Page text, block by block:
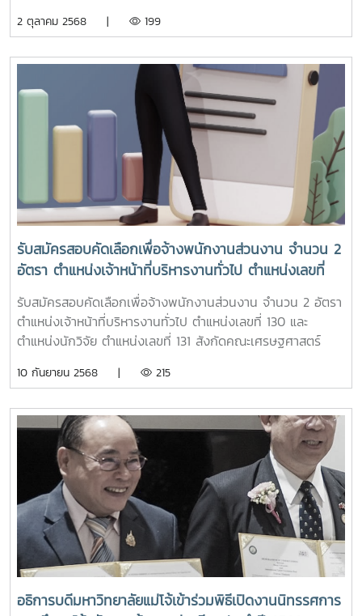
เหนือ บริษัท โทรคมนาคมแห่งชาติ จำกัด (มหาชน) หรือ NT
พัฒนาระบบเครือข่ายสื่อสารโทรคมนาคมการร่วมลงนามความ
ร่วมมือจัดทำบันทึกข้อตกลงทางวิชาการในครั้งนี้ เพื่อเป็นการ
สนับสนุนด้านระบบสื่อสารโทรคมนาคม การพัฒนาระบบ รวมถึง
ขยายโครงข่ายสื่อสัญญาณ และระบบเทคโนโลยีสารสนเทศให้มี
ประสิทธิภาพ สามารถตอบโจทย์ความต้องการใช้งานทั้งในด้าน
การศึกษา วิชาการ การวิจัยตลอดจนนวัตกรรมต่าง ๆ และ
สามารถต่อยอดไปสู่การสนับสนุนพันธกิจของมหาวิทยาลัยแม่โจ้
2 ตุลาคม 2568 | 199
รับสมัครสอบคัดเลือกเพื่อจ้างพนักงานส่วนงาน จำนวน 2
อัตรา ตำแหน่งเจ้าหน้าที่บริหารงานทั่วไป ตำแหน่งเลขที่
130 และตำแหน่งนักวิจัย ตำแหน่งเลขที่ 131 สังกัดคณะ
เศรษฐศาสตร์
รับสมัครสอบคัดเลือกเพื่อจ้างพนักงานส่วนงาน จำนวน 2 อัตรา
ตำแหน่งเจ้าหน้าที่บริหารงานทั่วไป ตำแหน่งเลขที่ 130 และ
ตำแหน่งนักวิจัย ตำแหน่งเลขที่ 131 สังกัดคณะเศรษฐศาสตร์
10 กันยายน 2568 | 215
อธิการบดีมหาวิทยาลัยแม่โจ้เข้าร่วมพิธีเปิดงานนิทรรศการ